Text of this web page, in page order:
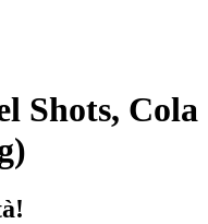
Shots, Cola